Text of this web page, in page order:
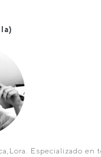
Especializado en